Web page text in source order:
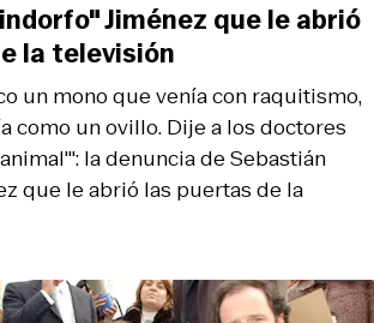
un mono que venía con raquitismo,
como un ovillo. Dije a los doctores
la denuncia de Sebastián
que le abrió las puertas de la
Jiménez que le abrió
la televisión